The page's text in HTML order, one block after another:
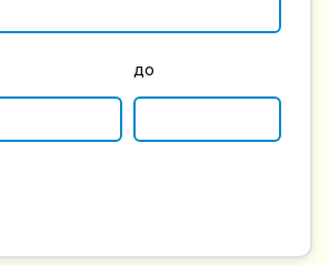
до